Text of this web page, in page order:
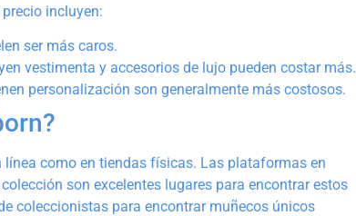
incluyen:
ser más caros.
vestimenta y accesorios de lujo pueden costar más.
personalización son generalmente más costosos.
como en tiendas físicas. Las plataformas en
son excelentes lugares para encontrar estos
coleccionistas para encontrar muñecos únicos